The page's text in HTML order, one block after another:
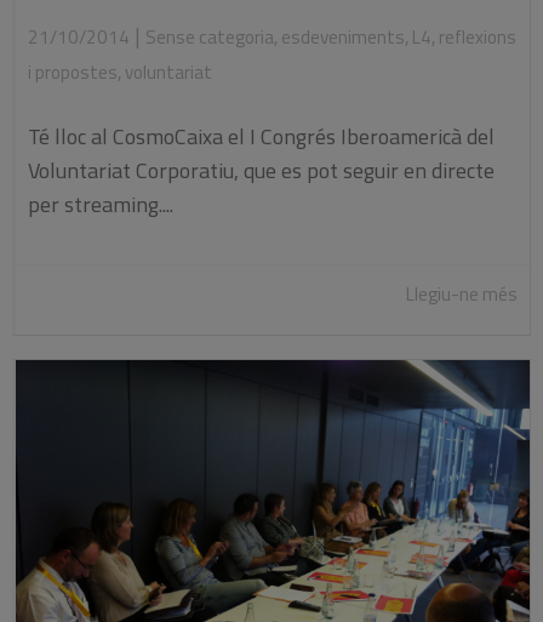
21/10/2014 | Sense categoria, esdeveniments, L4, reflexions
i propostes, voluntariat
Té lloc al CosmoCaixa el I Congrés Iberoamericà del
Voluntariat Corporatiu, que es pot seguir en directe
per streaming....
Llegiu-ne més